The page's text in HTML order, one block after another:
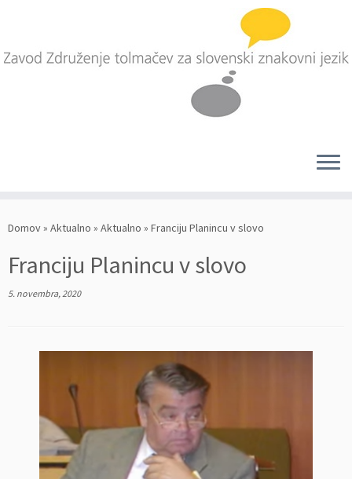
naDomov» Aktualno » Aktualno » Franciju Planincu v slovo
Franciju Planincu v slovo
5. novembra, 2020